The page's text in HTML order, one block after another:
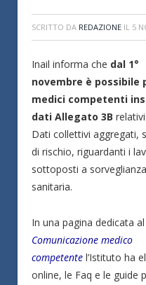
SCRITTO DA REDAZIONE IL 5
Inail informa che dal 1°
novembre è possibile
medici competenti
dati Allegato 3B
Dati collettivi aggregati,
di rischio, riguardanti i
sottoposti a sorveglianza
sanitaria.
In una pagina dedicata
Comunicazione medico
competente l’Istituto ha
online, le Faq e le guide